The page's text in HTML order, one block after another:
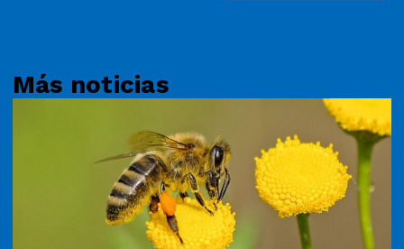
Más noticias